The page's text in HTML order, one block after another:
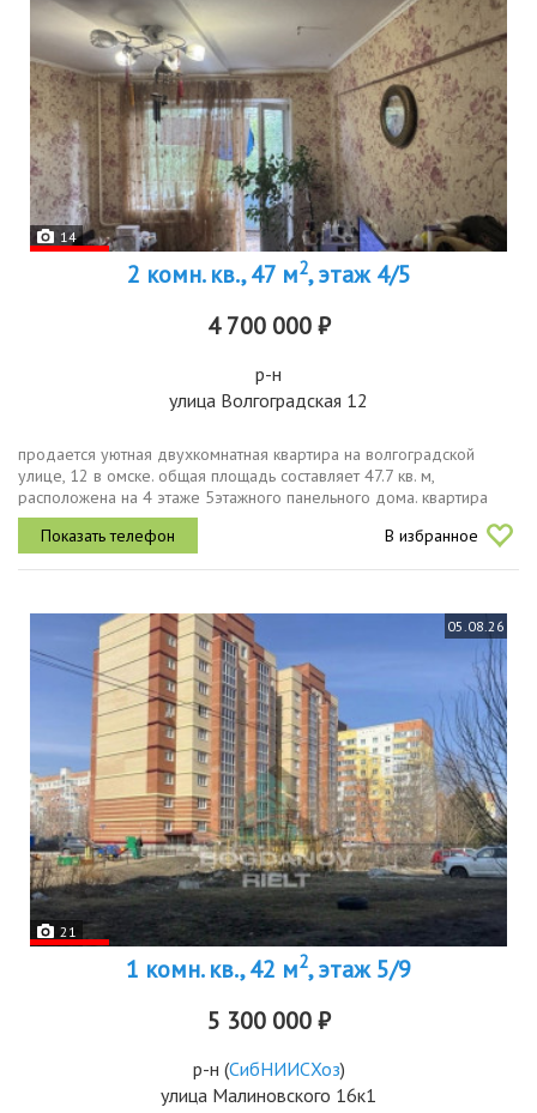
14
2 комн. кв., 47 м2, этаж 4/5
4 700 000 ₽
р-н
улица Волгоградская 12
продается уютная двухкомнатная квартира на волгоградской
улице, 12 в омске. общая площадь составляет 47.7 кв. м,
расположена на 4 этаже 5этажного панельного дома. квартира
светлая, с окнами, выходящими во двор, что обеспечивает тишину
и комфорт....
В избранное
05.08.26
21
1 комн. кв., 42 м2, этаж 5/9
5 300 000 ₽
р-н (СибНИИСХоз)
улица Малиновского 16к1